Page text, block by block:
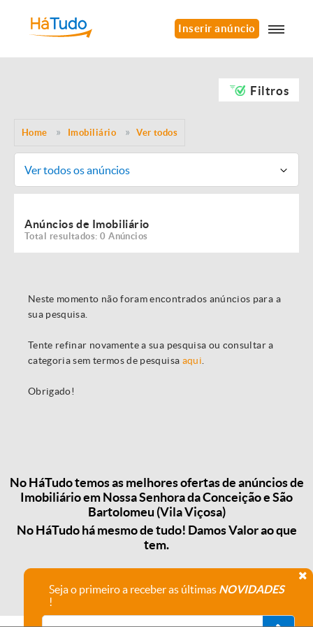
Inserir anúncio
Filtros
Home Imobiliário Ver todos
Ver todos os anúncios
Anúncios de Imobiliário
Total resultados: 0 Anúncios
Neste momento não foram encontrados anúncios para a
sua pesquisa.
Tente refinar novamente a sua pesquisa ou consultar a
categoria sem termos de pesquisa aqui
Obrigado!
No HáTudo temos as melhores ofertas de anúncios de
Imobiliário em Nossa Senhora da Conceição e São
Bartolomeu (Vila Viçosa)
No HáTudo há mesmo de tudo! Damos Valor ao que
tem.
Seja o primeiro a receber as últimas NOVIDADES
!